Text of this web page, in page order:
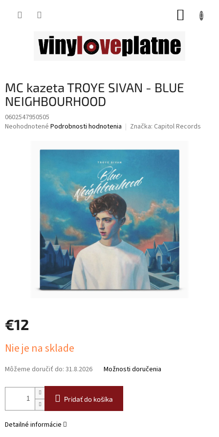
MC kazeta TROYE SIVAN - BLUE
NEIGHBOURHOOD
0602547950505
Priemerné
Neohodnotené Podrobnosti hodnotenia Značka: Capitol Records
€12
cena:
Nie je na sklade
Môžeme doručiť do: 31.8.2026 Možnosti doručenia
Pridať do košíka
Detailné informácie